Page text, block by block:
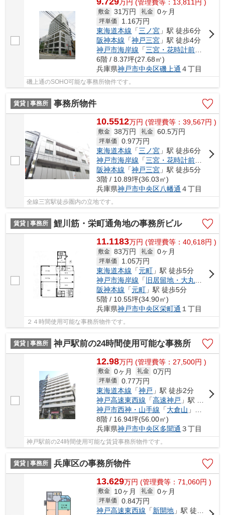
万 円 (管理費等：13,811円 )
敷金 31万円 礼金 0ヶ月
坪単価 1.16万円
東海道本線 「三ノ宮 」駅 徒歩6分
阪神本線 「神戸三宮 」駅 徒歩4分
神戸市海岸線 「三宮・花時計前」駅 徒
6階 / 8.37坪(27.68㎡)
兵庫県神戸市中央区磯上通 ４丁目
磯上通のSOHO可能な事務所物件です。
賃貸 | 事務所 事務所物件
10.5512万円 (管理費等：39,567円 )
敷金 38万円 礼金 60.5万円
坪単価 0.97万円
東海道本線 「三ノ宮 」駅 徒歩6分
神戸市海岸線 「三宮・花時計前」駅 徒
阪神本線 「神戸三宮 」駅 徒歩5分
3階 / 10.89坪(36.03㎡)
兵庫県神戸市中央区八幡通 ４丁目
全線三宮駅徒歩圏内の立地です。
賃貸 | 事務所 鯉川筋・栄町通角地の事務所ビル
11.1183万円 (管理費等：40,618円 )
敷金 83万円 礼金 0ヶ月
坪単価 1.05万円
東海道本線 「元町 」駅 徒歩5分
神戸市海岸線 「 旧居留地・大丸前
」駅
阪神本線 「元町 」駅 徒歩5分
5階 / 10.55坪(34.90㎡)
兵庫県神戸市中央区栄町通 １丁目
２４時間使用可能な事務所物件です。
賃貸 | 事務所 神戸駅前の24時間使用可能な事務所
12.98万円 (管理費等：27,500円 )
敷金 0ヶ月 礼金 0万円
坪単価 0.77万円
東海道本線 「神戸 」駅 徒歩2分
神戸高速東西線 「高速神戸 」駅 徒歩2分
神戸市西神・山手線 「大倉山 」駅 徒歩9分
8階 / 16.94坪(56.00㎡)
兵庫県神戸市中央区多聞通 ３丁目
神戸駅前の24時間使用可能な賃貸事務所物件です。
賃貸 | 事務所 兵庫区の事務所物件
13.629万円 (管理費等：71,060円 )
敷金 10ヶ月 礼金 0ヶ月
坪単価 0.84万円
神戸高速東西線 「新開地 」駅 徒歩1分